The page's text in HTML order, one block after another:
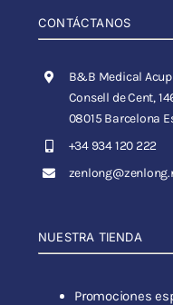
CONTÁCTANOS
B&B Medical
Consell de Cent,
08015 Barcelona
+34 934 120 222
NUESTRA TIENDA
Promociones